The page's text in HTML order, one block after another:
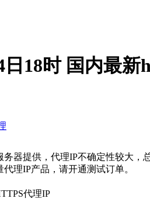
日18时 国内最
务器提供，代理IP不确定性较大，
理IP产品，请开通测试订单。
代理IP